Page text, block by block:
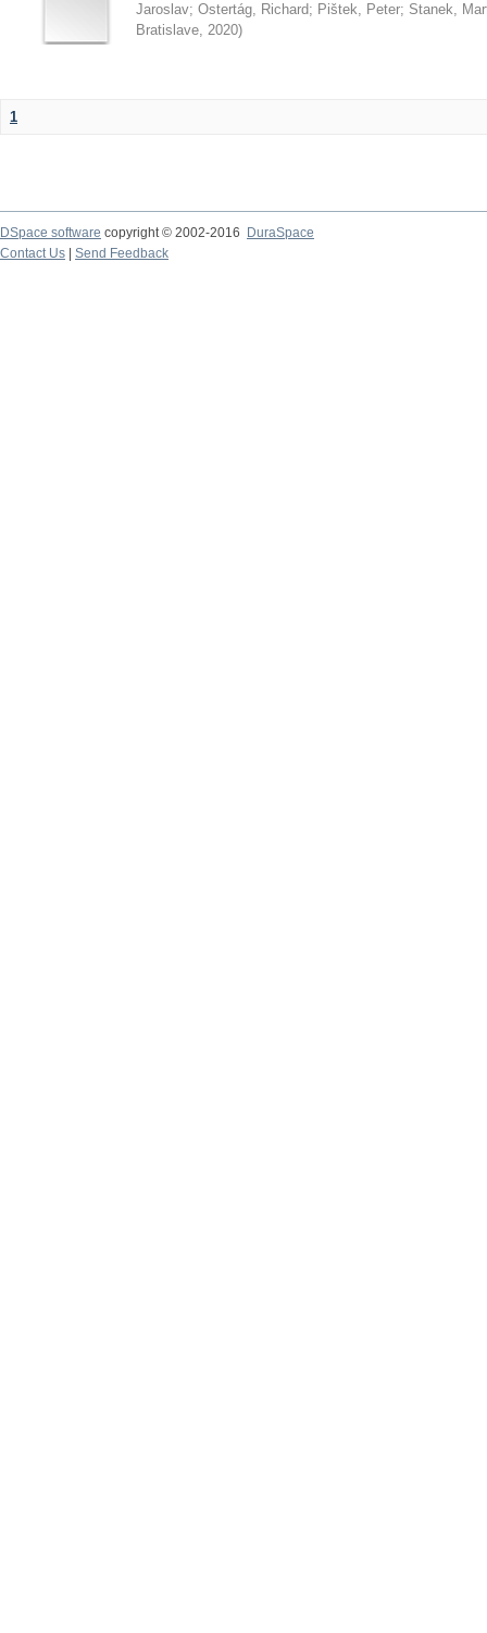
Jaroslav; Ostertág, Richard; Pištek, Peter; Stanek,
Bratislave, 2020)
1
DSpace software copyright © 2002-2016
DuraSpace
Contact Us
Send Feedback